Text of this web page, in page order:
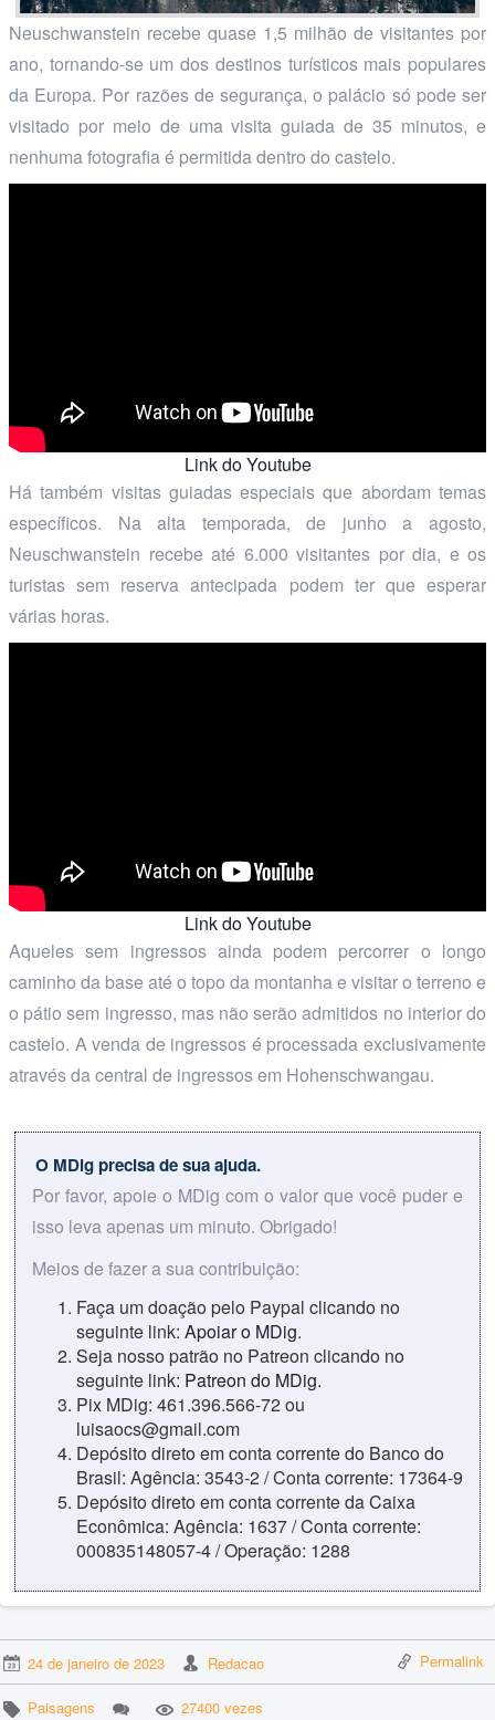
Neuschwanstein recebe quase 1,5 milhão de visitantes por
ano, tornando-se um dos destinos turísticos mais populares
da Europa. Por razões de segurança, o palácio só pode ser
visitado por meio de uma visita guiada de 35 minutos, e
nenhuma fotografia é permitida dentro do castelo.
Link do Youtube
Há também visitas guiadas especiais que abordam temas
específicos. Na alta temporada, de junho a agosto,
Neuschwanstein recebe até 6.000 visitantes por dia, e os
turistas sem reserva antecipada podem ter que esperar
várias horas.
Link do Youtube
Aqueles sem ingressos ainda podem percorrer o longo
caminho da base até o topo da montanha e visitar o terreno e
o pátio sem ingresso, mas não serão admitidos no interior do
castelo. A venda de ingressos é processada exclusivamente
através da central de ingressos em Hohenschwangau.
O MDig precisa de sua ajuda.
Por favor, apoie o MDig com o valor que você puder e
isso leva apenas um minuto. Obrigado!
Meios de fazer a sua contribuição:
Faça um doação pelo Paypal clicando no
seguinte link: Apoiar o MDig.
Seja nosso patrão no Patreon clicando no
seguinte link: Patreon do MDig.
Pix MDig: 461.396.566-72 ou
luisaocs@gmail.com
Depósito direto em conta corrente do Banco do
Brasil: Agência: 3543-2 / Conta corrente: 17364-9
Depósito direto em conta corrente da Caixa
Econômica: Agência: 1637 / Conta corrente:
000835148057-4 / Operação: 1288
24 de janeiro de 2023 Redacao Permalink
Paisagens 27400 vezes